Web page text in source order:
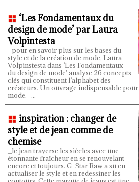
‘Les Fondamentaux du
design de mode’ par Laura
Volpintesta
_pour en savoir plus sur les bases du
style et de la création de mode, Laura
Volpinstesta dans ’Les Fondamentaux
du design de mode’ analyse 26 concepts
clés qui constituent l’alphabet des
créateurs. Un ouvrage indispensable pour
mode. ...
inspiration : changer de
style et de jean comme de
chemise
_le jean traverse les siècles avec une
étonnante fraîcheur en se renouvelant
encore et toujours. G-Star Raw a su en
actualiser le style et en redessiner les